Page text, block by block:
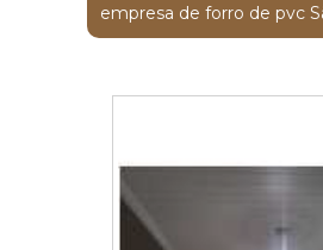
empresa de forro de pvc